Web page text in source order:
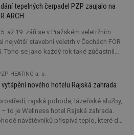
tepelných čerpadel PZP zaujalo na
ARCH
až 19. září se v Pražském veletržním
největší stavební veletrh v Čechách FOR
Toho se jako každý rok také zúčastnil
HEATING a.s.
HEATING a. s.
nového hotelu Rajská zahrada
rajská pohoda, lázeňské služby,
to je Wellness hotel Rajská zahrada.
návštěvníků přispívá teplo, které do